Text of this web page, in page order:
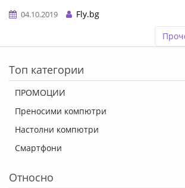
04.10.2019
Fly.bg
Топ категории
ПРОМОЦИИ
Преносими компютри
Настолни компютри
Смартфони
Относно